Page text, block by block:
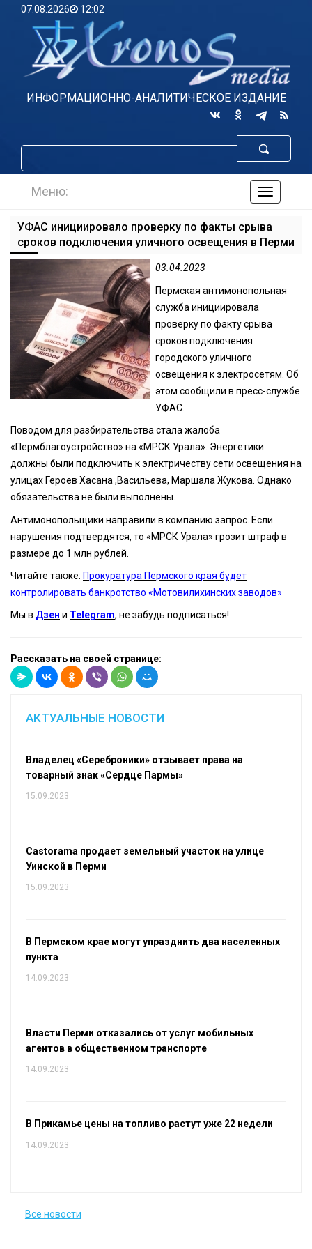
07.08.2026 12:02
ИНФОРМАЦИОННО-АНАЛИТИЧЕСКОЕ ИЗДАНИЕ
по
Меню:
УФАС инициировало проверку по факты срыва
сроков подключения уличного освещения в Перми
03.04.2023
Пермская антимонопольная
служба инициировала
проверку по факту срыва
сроков подключения
городского уличного
освещения к электросетям. Об
этом сообщили в пресс-службе
УФАС.
Поводом для разбирательства стала жалоба
«Пермблагоустройство» на «МРСК Урала». Энергетики
должны были подключить к электричеству сети освещения на
улицах Героев Хасана ,Васильева, Маршала Жукова. Однако
обязательства не были выполнены.
Антимонопольщики направили в компанию запрос. Если
нарушения подтвердятся, то «МРСК Урала» грозит штраф в
размере до 1 млн рублей.
Читайте также: Прокуратура Пермского края будет
контролировать банкротство «Мотовилихинских заводов»
Мы в Дзен и Telegram, не забудь подписаться!
Рассказать на своей странице:
АКТУАЛЬНЫЕ НОВОСТИ
Владелец «Сереброники» отзывает права на
товарный знак «Сердце Пармы»
15.09.2023
Castorama продает земельный участок на улице
Уинской в Перми
15.09.2023
В Пермском крае могут упразднить два населенных
пункта
14.09.2023
Власти Перми отказались от услуг мобильных
агентов в общественном транспорте
14.09.2023
В Прикамье цены на топливо растут уже 22 недели
14.09.2023
Все новости